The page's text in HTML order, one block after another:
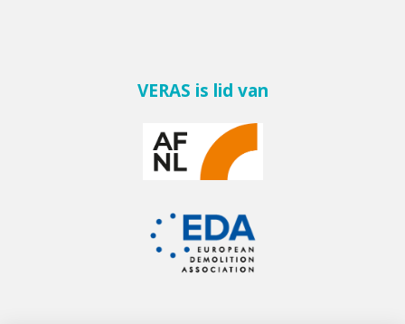
VERAS is lid van